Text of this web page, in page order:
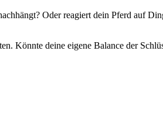
Oder reagiert dein Pferd auf
Könnte deine eigene Balance der